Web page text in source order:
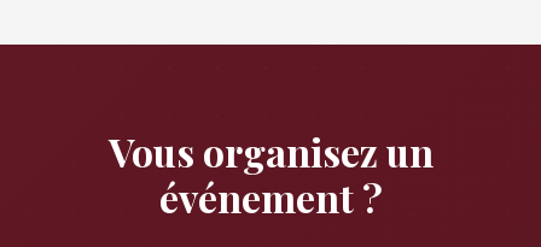
Vous organisez un
événement ?